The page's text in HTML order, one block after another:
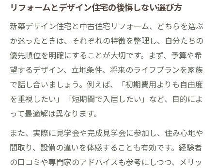
リフォームとデザイン住宅の後悔しない選び方
新築デザイン住宅と中古住宅リフォーム、どちらを選ぶ
か迷ったときは、それぞれの特徴を整理し、自分たちの
優先順位を明確にすることが大切です。まず、予算や希
望するデザイン、立地条件、将来のライフプランを家族
で話し合いましょう。例えば、「初期費用よりも自由度
を重視したい」「短期間で入居したい」など、目的によ
って最適解は異なります。
また、実際に見学会や完成見学会に参加し、住み心地や
間取り、設備の違いを体感することも有効です。経験者
の口コミや専門家のアドバイスも参考にしつつ、メリッ